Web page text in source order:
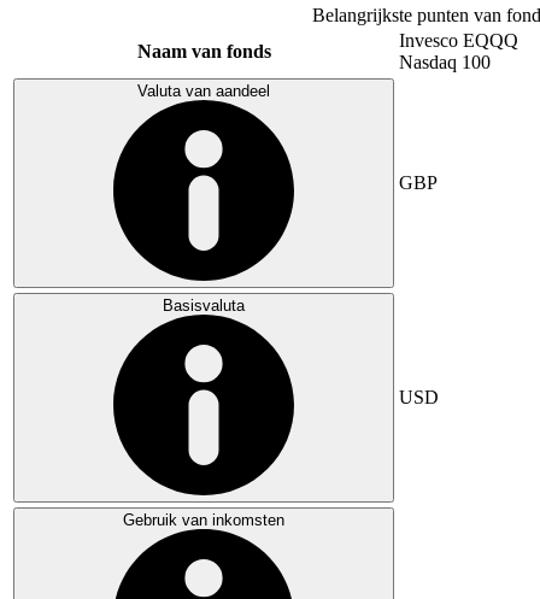
Belangrijkste punten van
Naam van fonds
Invesco EQQQ
Nasdaq 100
Valuta van aandeel
GBP
Basisvaluta
USD
Gebruik van inkomsten